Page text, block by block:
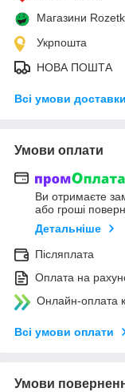
Магазини
Укрпошта
НОВА ПОШТА
Всі умови доставки
Умови оплати
Ви отримаєте
або гроші
Детальніше
Післяплата
Оплата на
Онлайн-оплата
Всі умови оплати
Умови